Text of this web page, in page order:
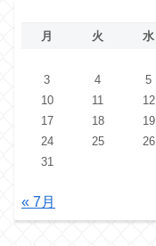
月 火 水
3
4 5
10
11 12
17
18 19
24
25 26
31
« 7月